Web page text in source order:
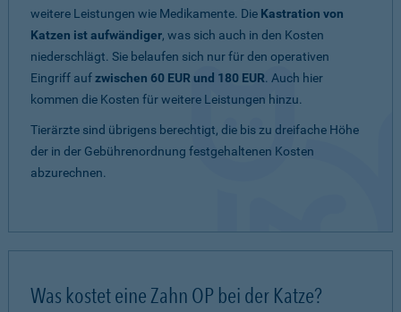
weitere Leistungen wie Medikamente. Die Kastration von
Katzen ist aufwändiger, was sich auch in den Kosten
niederschlägt. Sie belaufen sich nur für den operativen
Eingriff aufzwischen 60 EUR und 180 EUR. Auch hier
kommen die Kosten für weitere Leistungen hinzu.
Tierärzte sind übrigens berechtigt, die bis zu dreifache Höhe
der in der Gebührenordnung festgehaltenen Kosten
abzurechnen.
Was kostet eine Zahn OP bei der Katze?